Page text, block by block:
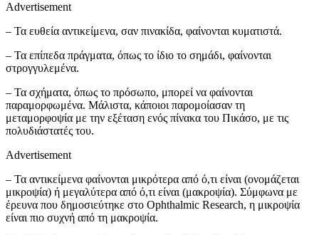
Advertisement
– Τα ευθεία αντικείμενα, σαν πινακίδα, φαίνονται κυματιστά.
– Τα επίπεδα πράγματα, όπως το ίδιο το σημάδι, φαίνονται
στρογγυλεμένα.
– Τα σχήματα, όπως το πρόσωπο, μπορεί να φαίνονται
παραμορφωμένα. Μάλιστα, κάποιοι παρομοίασαν τη
μεταμορφοψία με την εξέταση ενός πίνακα του Πικάσο, με τις
πολυδιάστατές του.
Advertisement
– Τα αντικείμενα φαίνονται μικρότερα από ό,τι είναι (ονομάζεται
μικροψία) ή μεγαλύτερα από ό,τι είναι (μακροψία). Σύμφωνα με
έρευνα που δημοσιεύτηκε στο Ophthalmic Research, η μικροψία
είναι πιο συχνή από τη μακροψία.